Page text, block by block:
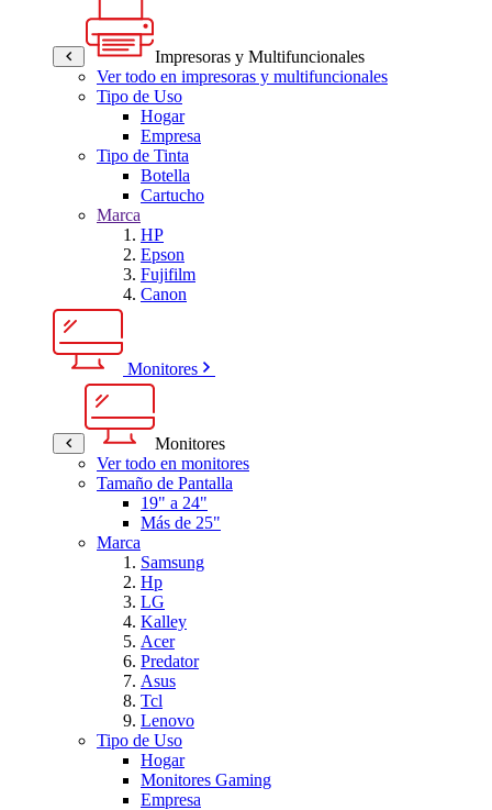
Impresoras y Multifuncionales
Ver todo en impresoras y multifuncionales
Tipo de Uso
Hogar
Empresa
Tipo de Tinta
Botella
Cartucho
Marca
HP
Epson
Fujifilm
Canon
Monitores
Monitores
Ver todo en monitores
Tamaño de Pantalla
19" a 24"
Más de 25"
Marca
Samsung
Hp
LG
Kalley
Acer
Predator
Asus
Tcl
Lenovo
Tipo de Uso
Hogar
Monitores Gaming
Empresa